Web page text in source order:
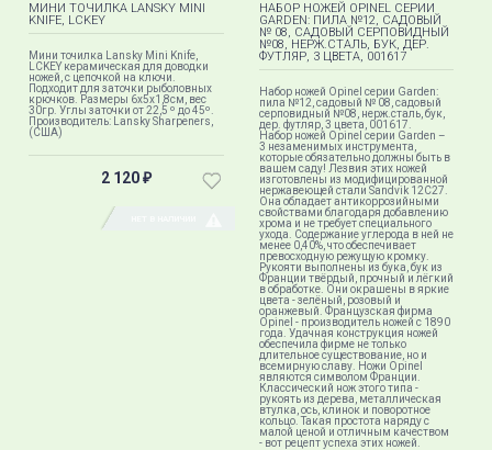
МИНИ ТОЧИЛКА LANSKY MINI
KNIFE, LCKEY
Мини точилка Lansky Mini Knife,
LCKEY керамическая для доводки
ножей, с цепочкой на ключи.
Подходит для заточки рыболовных
крючков. Размеры 6х5х1,8см, вес
30гр. Углы заточки от 22,5 º до 45º.
Производитель: Lansky Sharpeners,
(США)
2 120 ₽
НАБОР НОЖЕЙ OPINEL СЕРИИ
GARDEN: ПИЛА №12, САДОВЫЙ
№ 08, САДОВЫЙ СЕРПОВИДНЫЙ
№08, НЕРЖ.СТАЛЬ, БУК, ДЕР.
ФУТЛЯР, 3 ЦВЕТА, 001617
Набор ножей Opinel серии Garden:
пила №12, садовый № 08, садовый
серповидный №08, нерж.сталь, бук,
дер. футляр, 3 цвета, 001617.
Набор ножей Opinel серии Garden –
3 незаменимых инструмента,
которые обязательно должны быть в
вашем саду! Лезвия этих ножей
изготовлены из модифицированной
нержавеющей стали Sandvik 12C27.
Она обладает антикоррозийными
свойствами благодаря добавлению
хрома и не требует специального
ухода. Содержание углерода в ней не
менее 0,40%, что обеспечивает
превосходную режущую кромку.
Рукояти выполнены из бука, бук из
Франции твёрдый, прочный и лёгкий
в обработке. Они окрашены в яркие
цвета - зелёный, розовый и
оранжевый. Французская фирма
Opinel - производитель ножей с 1890
года. Удачная конструкция ножей
обеспечила фирме не только
длительное существование, но и
всемирную славу. Ножи Opinel
являются символом Франции.
Классический нож этого типа -
рукоять из дерева, металлическая
втулка, ось, клинок и поворотное
кольцо. Такая простота наряду с
малой ценой и отличным качеством
- вот рецепт успеха этих ножей.